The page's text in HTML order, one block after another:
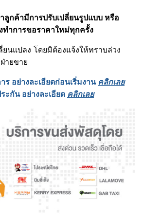
ลูกค้ามีการปรับเปลี่ยนรูปแบบ หรือ
ทำการขอราคาใหม่ทุกครั้ง
นแปลง โดยมิต้องแจ้งให้ทราบล่วง
ายขาย
ร อย่างละเอียดก่อนเริ่มงาน คลิกเลย
ะกัน อย่างละเอียด คลิกเลย